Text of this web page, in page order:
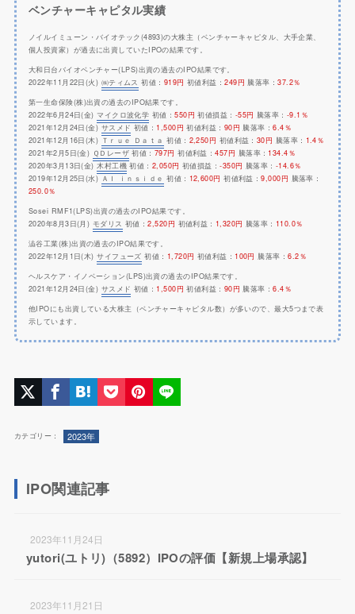
ベンチャーキャピタル実績
ノイルイミューン・バイオテック(4893)の大株主（ベンチャーキャピタル、大手企業、
個人投資家）が過去に出資していたIPOの結果です。
大和日台バイオベンチャー(LPS)出資の過去のIPO結果です。
2022年11月22日(火) ㈱ティムス 初値： 919円 初値利益：249円 騰落率：37.2％
第一生命保険(株)出資の過去のIPO結果です。
2022年6月24日(金) マイクロ波化学 初値：550円 初値損益： -55円 騰落率： -9.1％
2021年12月24日(金) サスメド 初値： 1,500円 初値利益： 90円 騰落率：6.4％
2021年12月16日(木) Ｔｒｕｅ Ｄａｔａ 初値： 2,250円 初値利益： 30円 騰落率： 1.4％
2021年2月5日(金) ＱＤレーザ 初値： 797円 初値利益：457円 騰落率： 134.4％
2020年3月13日(金)木村工機 初値： 2,050円 初値損益：-350円 騰落率： -14.6％
2019年12月25日(水) ＡＩ ｉｎｓｉｄｅ 初値： 12,600円 初値利益：9,000円 騰落率：
250.0％
Sosei RMF1(LPS)出資の過去のIPO結果です。
2020年8月3日(月) モダリス 初値：2,520円 初値利益： 1,320円 騰落率： 110.0％
澁谷工業(株)出資の過去のIPO結果です。
2022年12月1日(木)サイフューズ 初値： 1,720円 初値利益： 100円 騰落率：6.2％
ヘルスケア・イノベーション(LPS)出資の過去のIPO結果です。
2021年12月24日(金) サスメド 初値： 1,500円 初値利益： 90円 騰落率：6.4％
他IPOにも出資している大株主（ベンチャーキャピタル数）が多いので、最大5つまで表
示しています。
カテゴリー： 2023年
IPO関連記事
2023年11月24日
yutori(ユトリ)（5892）IPOの評価【新規上場承認】
2023年11月21日